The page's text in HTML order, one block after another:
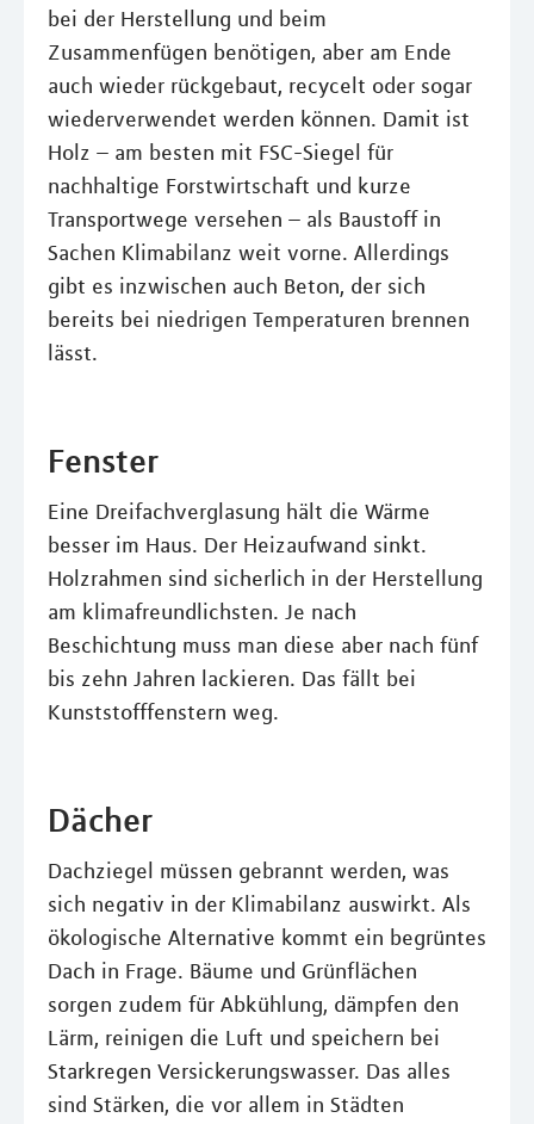
bei der Herstellung und beim
Zusammenfügen benötigen, aber am Ende
auch wieder rückgebaut, recycelt oder sogar
wiederverwendet werden können. Damit ist
Holz – am besten mit FSC-Siegel für
nachhaltige Forstwirtschaft und kurze
Transportwege versehen – als Baustoff in
Sachen Klimabilanz weit vorne. Allerdings
gibt es inzwischen auch Beton, der sich
bereits bei niedrigen Temperaturen brennen
lässt.
Fenster
Eine Dreifachverglasung hält die Wärme
besser im Haus. Der Heizaufwand sinkt.
Holzrahmen sind sicherlich in der Herstellung
am klimafreundlichsten. Je nach
Beschichtung muss man diese aber nach fünf
bis zehn Jahren lackieren. Das fällt bei
Kunststofffenstern weg.
Dächer
Dachziegel müssen gebrannt werden, was
sich negativ in der Klimabilanz auswirkt. Als
ökologische Alternative kommt ein begrüntes
Dach in Frage. Bäume und Grünflächen
sorgen zudem für Abkühlung, dämpfen den
Lärm, reinigen die Luft und speichern bei
Starkregen Versickerungswasser. Das alles
sind Stärken, die vor allem in Städten